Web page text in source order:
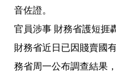
音佐證。
官員涉事 財務省護短捱
財務省近日已因賤賣國
務省周一公布調查結果